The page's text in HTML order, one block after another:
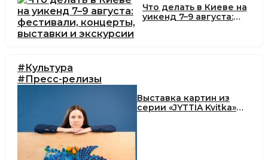
Что делать в Киеве на
уикенд 7–9 августа:
#Культура
#Пресс-релизы
Выставка картин из
серии «JYTTIA Kvitka»